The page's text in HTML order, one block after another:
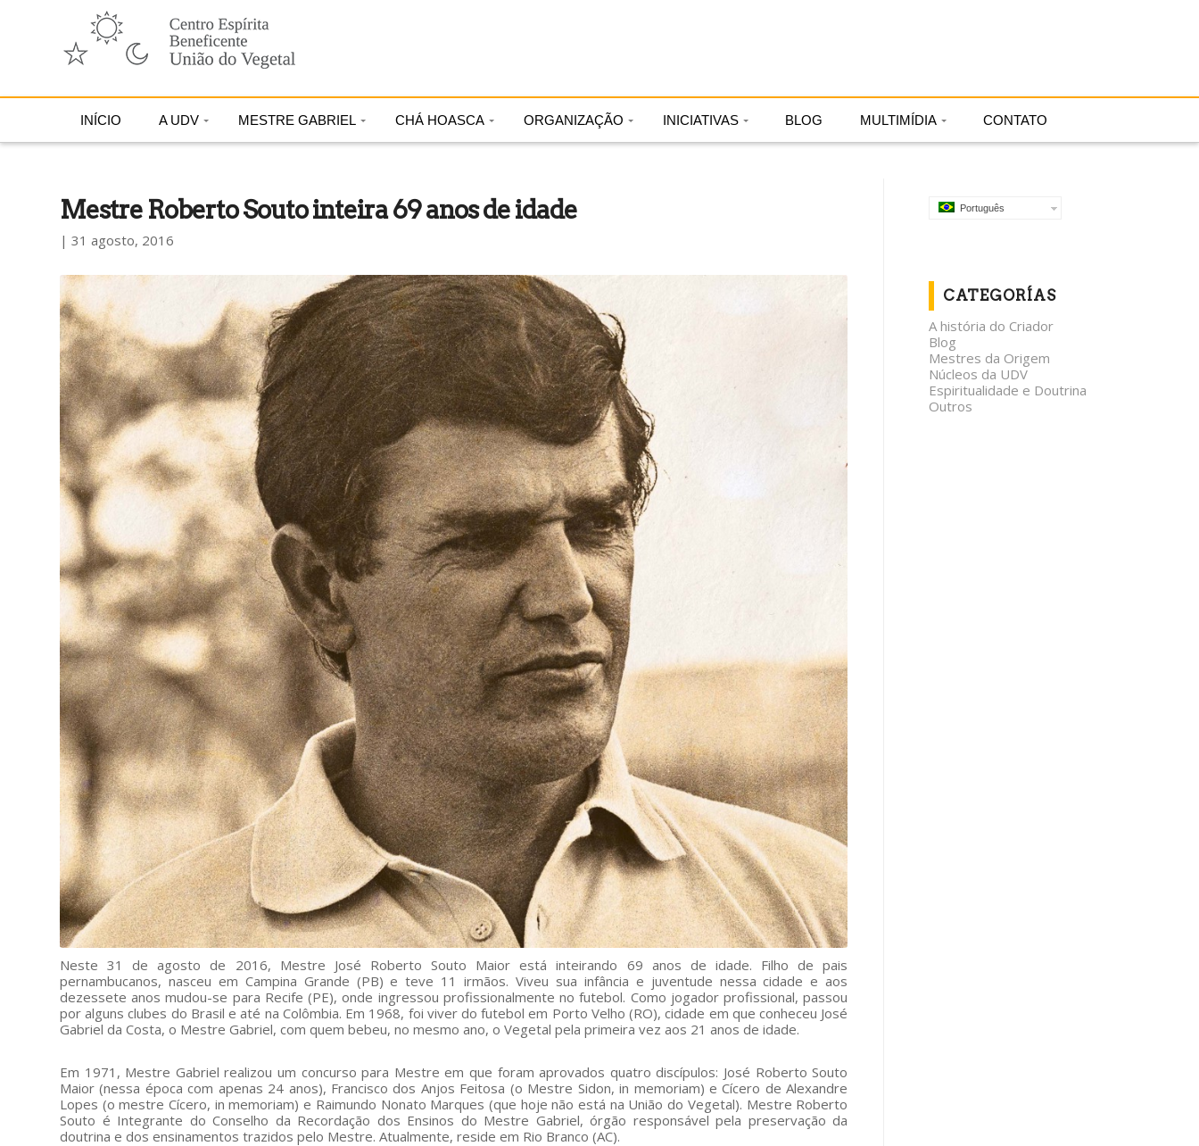
INÍCIO A UDV MESTRE GABRIEL CHÁ HOASCA ORGANIZAÇÃO INICIATIVAS BLOG MULTIMÍDIA CONTATO
Mestre Roberto Souto inteira 69 anos de idade
| 31 agosto, 2016
Neste 31 de agosto de 2016, Mestre José Roberto Souto Maior está inteirando 69 anos de idade. Filho de pais
pernambucanos, nasceu em Campina Grande (PB) e teve 11 irmãos. Viveu sua infância e juventude nessa cidade e aos
dezessete anos mudou-se para Recife (PE), onde ingressou profissionalmente no futebol. Como jogador profissional, passou
por alguns clubes do Brasil e até na Colômbia. Em 1968, foi viver do futebol em Porto Velho (RO), cidade em que conheceu José
Gabriel da Costa, o Mestre Gabriel, com quem bebeu, no mesmo ano, o Vegetal pela primeira vez aos 21 anos de idade.
Em 1971, Mestre Gabriel realizou um concurso para Mestre em que foram aprovados quatro discípulos: José Roberto Souto
Maior (nessa época com apenas 24 anos), Francisco dos Anjos Feitosa (o Mestre Sidon, in memoriam) e Cícero de Alexandre
Lopes (o mestre Cícero, in memoriam) e Raimundo Nonato Marques (que hoje não está na União do Vegetal). Mestre Roberto
Souto é Integrante do Conselho da Recordação dos Ensinos do Mestre Gabriel, órgão responsável pela preservação da
doutrina e dos ensinamentos trazidos pelo Mestre. Atualmente, reside em Rio Branco (AC).
Português
CATEGORÍAS
A história do Criador
Blog
Mestres da Origem
Núcleos da UDV
Espiritualidade e Doutrina
Outros